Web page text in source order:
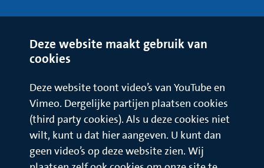
Deze website maakt gebruik van
cookies
Deze website toont video’s van YouTube en
Vimeo. Dergelijke partijen plaatsen cookies
(third party cookies). Als u deze cookies niet
wilt, kunt u dat hier aangeven. U kunt dan
geen video’s op deze website zien. Wij